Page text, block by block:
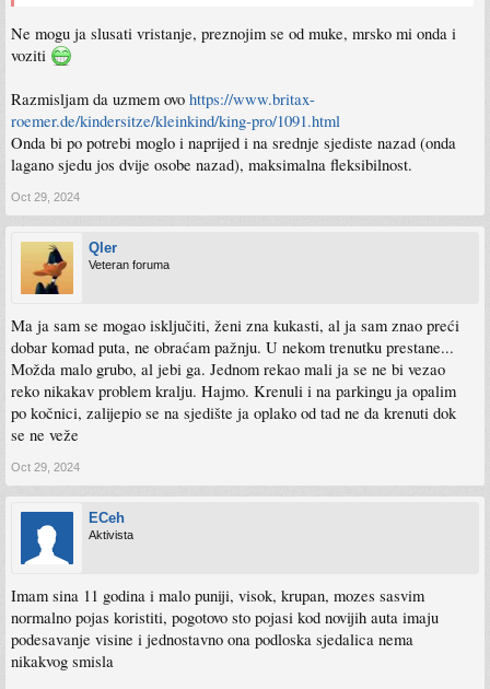
Ne mogu ja slusati vristanje, preznojim se od muke, mrsko mi onda i
voziti
Razmisljam da uzmem ovo https://www.britax-
roemer.de/kindersitze/kleinkind/king-pro/1091.html
Onda bi po potrebi moglo i naprijed i na srednje sjediste nazad (onda
lagano sjedu jos dvije osobe nazad), maksimalna fleksibilnost.
Oct 29, 2024
Qler
Veteran foruma
Ma ja sam se mogao isključiti, ženi zna kukasti, al ja sam znao preći
dobar komad puta, ne obraćam pažnju. U nekom trenutku prestane...
Možda malo grubo, al jebi ga. Jednom rekao mali ja se ne bi vezao
reko nikakav problem kralju. Hajmo. Krenuli i na parkingu ja opalim
po kočnici, zalijepio se na sjedište ja oplako od tad ne da krenuti dok
se ne veže
Oct 29, 2024
ECeh
Aktivista
Imam sina 11 godina i malo puniji, visok, krupan, mozes sasvim
normalno pojas koristiti, pogotovo sto pojasi kod novijih auta imaju
podesavanje visine i jednostavno ona podloska sjedalica nema
nikakvog smisla